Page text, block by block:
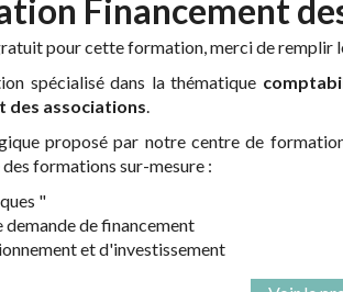
Financement
pour cette formation, merci de remplir
spécialisé dans la thématique
des associations.
proposé par notre centre de
formations sur-mesure :
"
demande de financement
et d'investissement